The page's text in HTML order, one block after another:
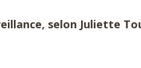
selon Juliette